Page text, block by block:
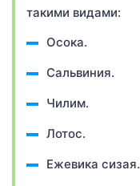
такими видами:
Осока.
Сальвиния.
Чилим.
Лотос.
Ежевика сизая.